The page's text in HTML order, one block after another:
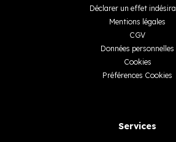
Déclarer un effet
Mentions légales
CGV
Données personnelles
Cookies
Préférences Cookies
Services